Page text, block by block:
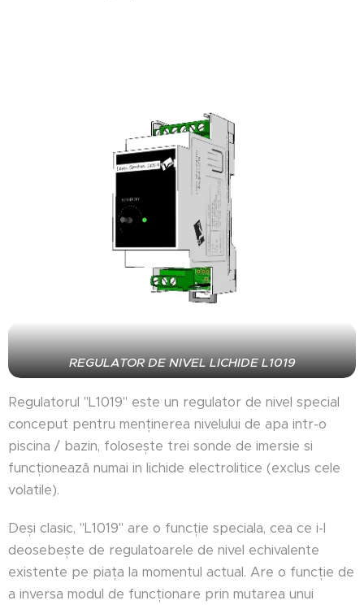
REGULATOR DE NIVEL LICHIDE L1019
Regulatorul "L1019" este un regulator de nivel special
conceput pentru menținerea nivelului de apa intr-o
piscina / bazin, folosește trei sonde de imersie si
funcționează numai in lichide electrolitice (exclus cele
volatile).
Deși clasic, "L1019" are o funcție speciala, cea ce i-l
deosebește de regulatoarele de nivel echivalente
existente pe piața la momentul actual. Are o funcție de
a inversa modul de funcționare prin mutarea unui